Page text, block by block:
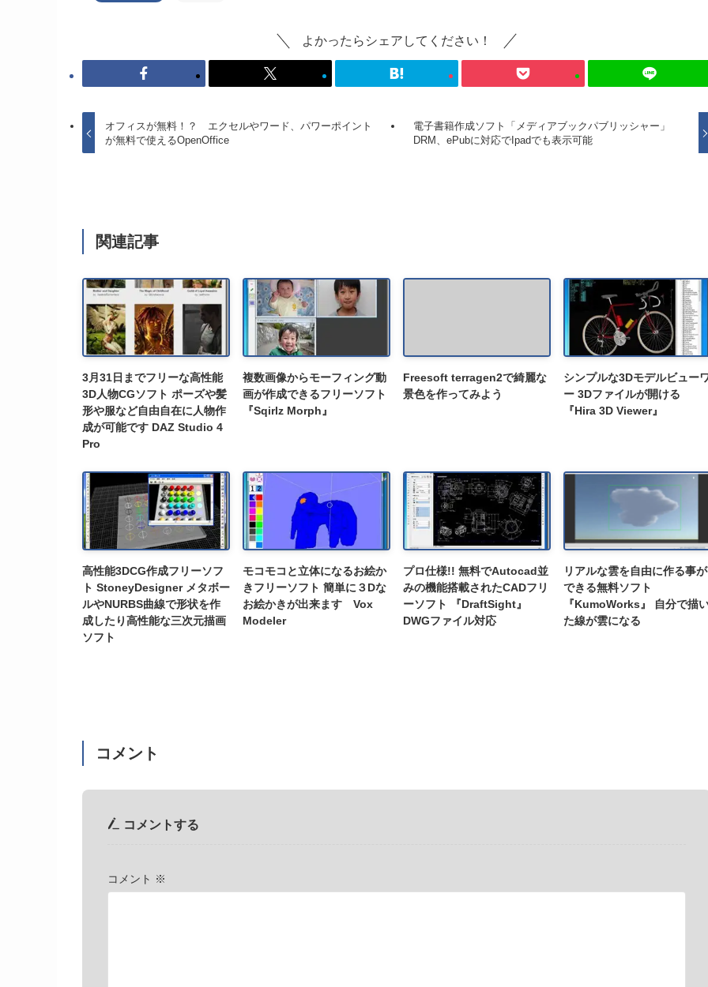
よかったらシェアしてください！
オフィスが無料！？ エクセルやワード、パワーポイント
が無料で使えるOpenOffice
電子書籍作成ソフト「メディアブックパブリッシャー」
DRM、ePubに対応でIpadでも表示可能
関連記事
3月31日までフリーな高性能
3D人物CGソフト ポーズや髪
形や服など自由自在に人物作
成が可能です DAZ Studio 4
Pro
複数画像からモーフィング動
画が作成できるフリーソフト
『Sqirlz Morph』
Freesoft terragen2で綺麗な
景色を作ってみよう
シンプルな3Dモデルビュー
ー 3Dファイルが開ける
『Hira 3D Viewer』
高性能3DCG作成フリーソフ
ト StoneyDesigner メタボー
ルやNURBS曲線で形状を作
成したり高性能な三次元描画
ソフト
モコモコと立体になるお絵か
きフリーソフト 簡単に３Dな
お絵かきが出来ます Vox
Modeler
プロ仕様!! 無料でAutocad並
みの機能搭載されたCADフリ
ーソフト 『DraftSight』
DWGファイル対応
リアルな雲を自由に作る事が
できる無料ソフト
『KumoWorks』 自分で描
た線が雲になる
コメント
コメントする
コメント ※